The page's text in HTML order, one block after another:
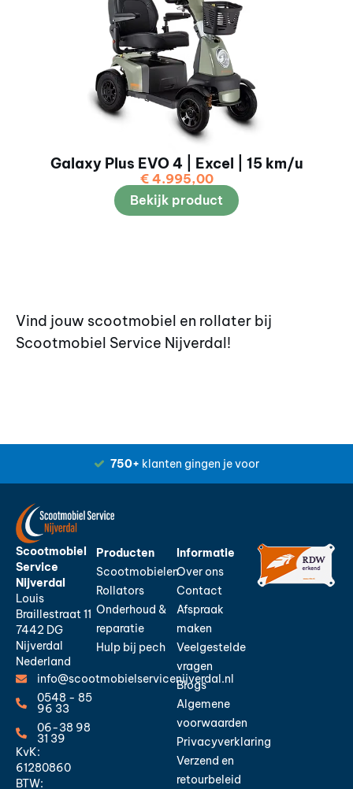
Galaxy Plus EVO 4 | Excel | 15 km/u
€4.995,00
Bekijk product
Vind jouw scootmobiel en rollater bij
Scootmobiel Service Nijverdal!
750+ klanten gingen je voor
Scootmobiel
Service
Nijverdal
Louis
Braillestraat 11
7442 DG
Nijverdal
Nederland
info@scootmobielservicenijverdal.nl
0548 - 85
96 33
06-38 98
31 39
KvK:
61280860
BTW:
Producten
Scootmobielen
Rollators
Onderhoud &
reparatie
Hulp bij pech
Informatie
Over ons
Contact
Afspraak
maken
Veelgestelde
vragen
Blogs
Algemene
voorwaarden
Privacyverklaring
Verzend en
retourbeleid